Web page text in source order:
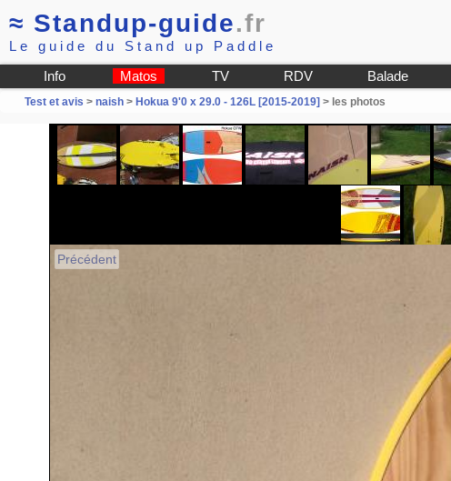
≈ Standup-guide.fr
Le guide du Stand up Paddle
Info Matos TV RDV Balade
Test et avis > naish> Hokua 9'0 x 29.0 - 126L [2015-2019] > les photos
Précédent